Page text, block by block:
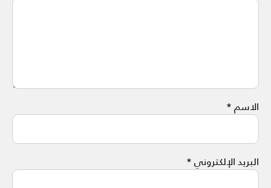
الاسم*
البريد الإلكتروني*